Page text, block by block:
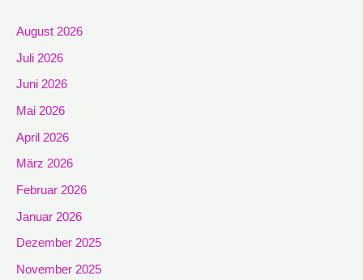
August 2026
Juli 2026
Juni 2026
Mai 2026
April 2026
März 2026
Februar 2026
Januar 2026
Dezember 2025
November 2025